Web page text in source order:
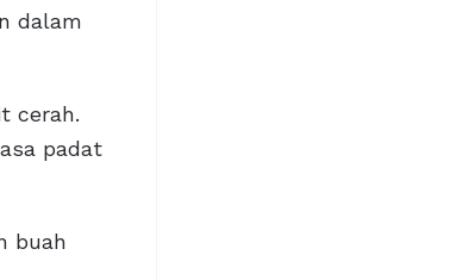
dalam
cerah.
padat
buah